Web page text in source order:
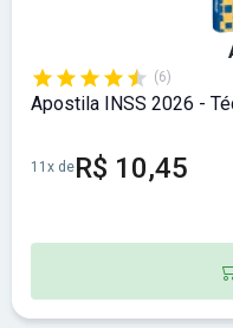
(6)
Apostila INSS 2026 -
11x deR$ 10,45